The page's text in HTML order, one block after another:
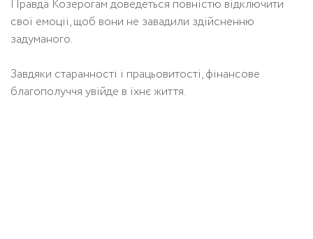
Правда Козерогам доведеться повністю відключити
свої емоції, щоб вони не завадили здійсненню
задуманого.
Завдяки старанності і працьовитості, фінансове
благополуччя увійде в їхнє життя.